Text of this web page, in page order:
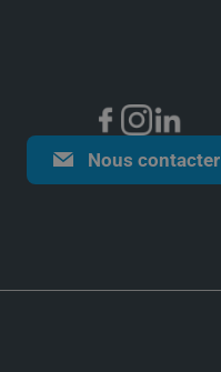
Nous contacter